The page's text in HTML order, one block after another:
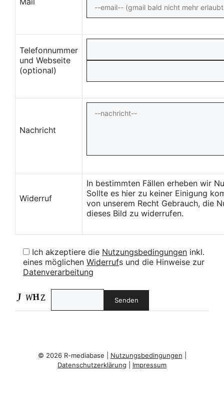
Telefonnummer
und Webseite
(optional)
Nachricht
Widerruf
In bestimmten Fällen erheben wir
Sollte es hier zu keiner Einigung
von unserem Recht Gebrauch, die
dieses Bild zu widerrufen.
Ich akzeptiere die Nutzungsbedingungen inkl.
eines möglichen Widerrufs und die Hinweise zur
Datenverarbeitung
© 2026 R-mediabase | Nutzungsbedingungen
Datenschutzerklärung
Impressum